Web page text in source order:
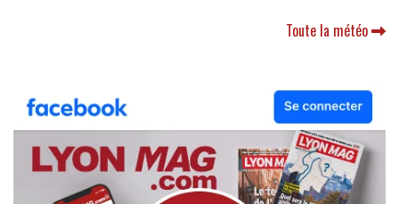
Toute la météo